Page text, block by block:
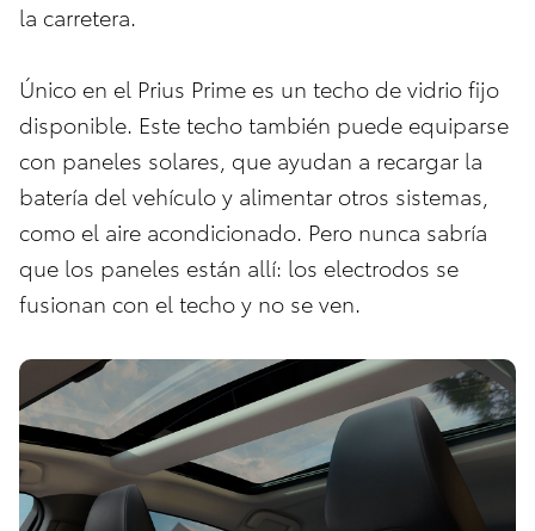
la carretera.
Único en el Prius Prime es un techo de vidrio fijo
disponible. Este techo también puede equiparse
con paneles solares, que ayudan a recargar la
batería del vehículo y alimentar otros sistemas,
como el aire acondicionado. Pero nunca sabría
que los paneles están allí: los electrodos se
fusionan con el techo y no se ven.